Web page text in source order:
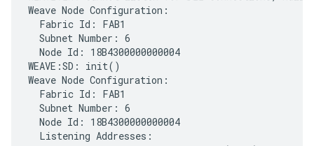
Weave Node Configuration:
  Fabric Id: FAB1
  Subnet Number: 6
  Node Id: 18B4300000000004
WEAVE:SD: init()
Weave Node Configuration:
  Fabric Id: FAB1
  Subnet Number: 6
  Node Id: 18B4300000000004
  Listening Addresses: